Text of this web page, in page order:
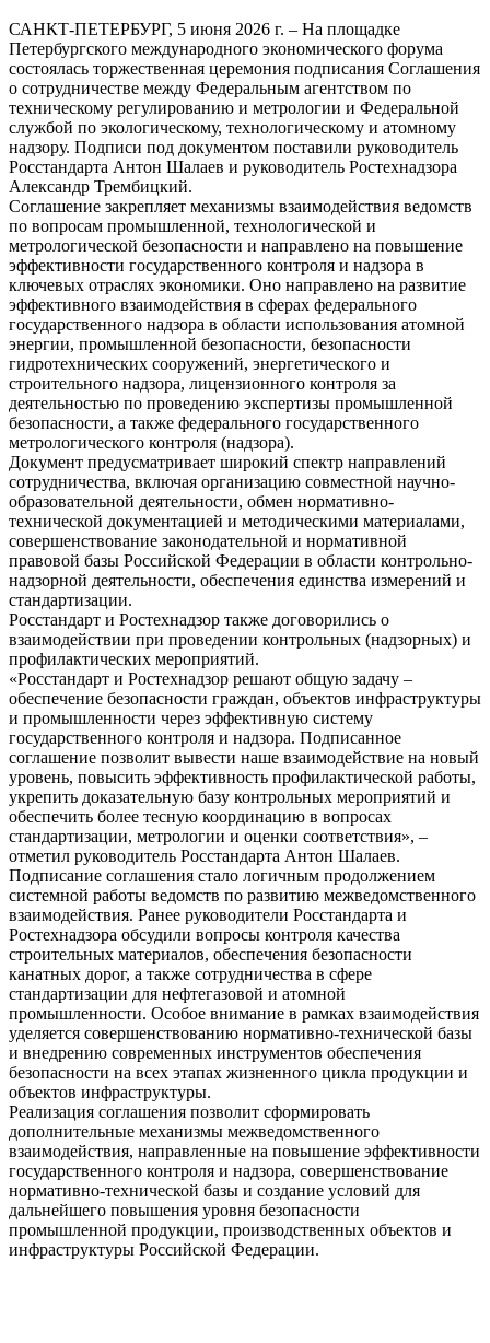
САНКТ-ПЕТЕРБУРГ, 5 июня 2026 г. – На площадке
Петербургского международного экономического форума
состоялась торжественная церемония подписания Соглашения
о сотрудничестве между Федеральным агентством по
техническому регулированию и метрологии и Федеральной
службой по экологическому, технологическому и атомному
надзору. Подписи под документом поставили руководитель
Росстандарта Антон Шалаев и руководитель Ростехнадзора
Александр Трембицкий.
Соглашение закрепляет механизмы взаимодействия ведомств
по вопросам промышленной, технологической и
метрологической безопасности и направлено на повышение
эффективности государственного контроля и надзора в
ключевых отраслях экономики. Оно направлено на развитие
эффективного взаимодействия в сферах федерального
государственного надзора в области использования атомной
энергии, промышленной безопасности, безопасности
гидротехнических сооружений, энергетического и
строительного надзора, лицензионного контроля за
деятельностью по проведению экспертизы промышленной
безопасности, а также федерального государственного
метрологического контроля (надзора).
Документ предусматривает широкий спектр направлений
сотрудничества, включая организацию совместной научно-
образовательной деятельности, обмен нормативно-
технической документацией и методическими материалами,
совершенствование законодательной и нормативной
правовой базы Российской Федерации в области контрольно-
надзорной деятельности, обеспечения единства измерений и
стандартизации.
Росстандарт и Ростехнадзор также договорились о
взаимодействии при проведении контрольных (надзорных) и
профилактических мероприятий.
«Росстандарт и Ростехнадзор решают общую задачу –
обеспечение безопасности граждан, объектов инфраструктуры
и промышленности через эффективную систему
государственного контроля и надзора. Подписанное
соглашение позволит вывести наше взаимодействие на новый
уровень, повысить эффективность профилактической работы,
укрепить доказательную базу контрольных мероприятий и
обеспечить более тесную координацию в вопросах
стандартизации, метрологии и оценки соответствия», –
отметил руководитель Росстандарта Антон Шалаев.
Подписание соглашения стало логичным продолжением
системной работы ведомств по развитию межведомственного
взаимодействия. Ранее руководители Росстандарта и
Ростехнадзора обсудили вопросы контроля качества
строительных материалов, обеспечения безопасности
канатных дорог, а также сотрудничества в сфере
стандартизации для нефтегазовой и атомной
промышленности. Особое внимание в рамках взаимодействия
уделяется совершенствованию нормативно-технической базы
и внедрению современных инструментов обеспечения
безопасности на всех этапах жизненного цикла продукции и
объектов инфраструктуры.
Реализация соглашения позволит сформировать
дополнительные механизмы межведомственного
взаимодействия, направленные на повышение эффективности
государственного контроля и надзора, совершенствование
нормативно-технической базы и создание условий для
дальнейшего повышения уровня безопасности
промышленной продукции, производственных объектов и
инфраструктуры Российской Федерации.